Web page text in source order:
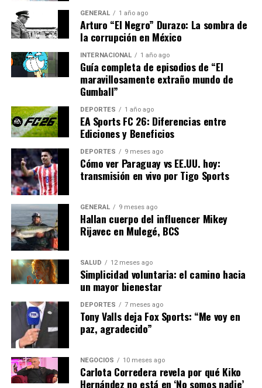
que los invitados compartan sus verdades sin juicios.
“Queremos que este sea un
espacio donde cada uno
pueda compartir su verdad.
Siempre decimos que no
juzgamos a nadie,
mantenemos una postura
absolutamente neutral:
esta es una plataforma
para que todos puedan
hablar”, compartió
González.
Con la próxima edición ya en marcha, González planea
que Miami sea la sede del ABF durante los próximos
años, con la ambición de atraer a figuras como Elon
Musk, Altman, David Beckham, Tom Brady y Oprah.
El objetivo del ABF, según González, es inspirar a los
jóvenes a entender que los límites son barreras
mentales y que el acceso a grandes plataformas también
puede ser latinoamericano. “El liderazgo es un legado
GENERAL 1 año ago
Arturo “El Negro” Durazo: La sombra de
la corrupción en México
INTERNACIONAL 1 año ago
Guía completa de episodios de “El
maravillosamente extraño mundo de
Gumball”
DEPORTES 1 año ago
EA Sports FC 26: Diferencias entre
Ediciones y Beneficios
DEPORTES 9 meses ago
Cómo ver Paraguay vs EE.UU. hoy:
transmisión en vivo por Tigo Sports
GENERAL 9 meses ago
Hallan cuerpo del influencer Mikey
Rijavec en Mulegé, BCS
SALUD 12 meses ago
Simplicidad voluntaria: el camino hacia
un mayor bienestar
DEPORTES 7 meses ago
Tony Valls deja Fox Sports: “Me voy en
paz, agradecido”
NEGOCIOS 10 meses ago
Carlota Corredera revela por qué Kiko
Hernández no está en ‘No somos nadie’